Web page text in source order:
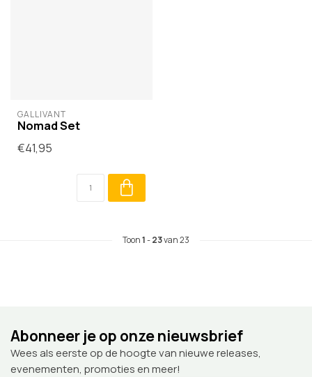
GALLIVANT
Nomad Set
€41,95
Toon1-23van 23
Abonneer je op onze nieuwsbrief
Wees als eerste op de hoogte van nieuwe releases,
evenementen, promoties en meer!